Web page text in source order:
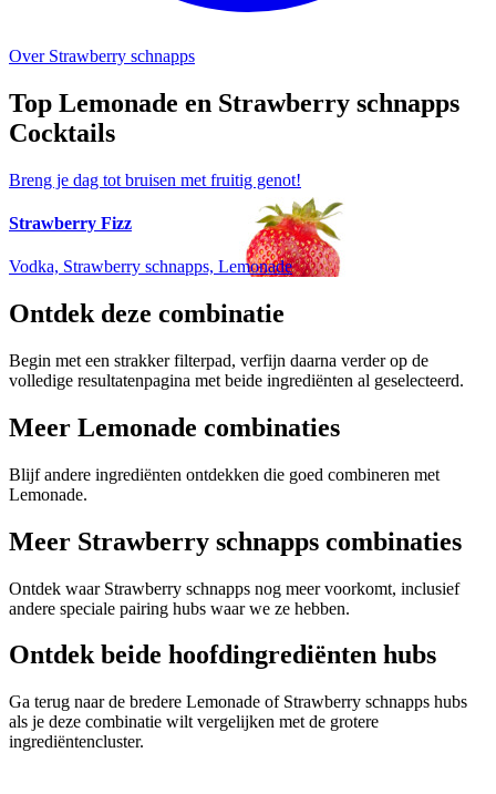
Over Strawberry schnapps
Top Lemonade en Strawberry schnapps
Cocktails
Breng je dag tot bruisen met fruitig genot!
Strawberry Fizz
Vodka, Strawberry schnapps, Lemonade
Ontdek deze combinatie
Begin met een strakker filterpad, verfijn daarna verder op de
volledige resultatenpagina met beide ingrediënten al geselecteerd.
Meer Lemonade combinaties
Blijf andere ingrediënten ontdekken die goed combineren met
Lemonade.
Meer Strawberry schnapps combinaties
Ontdek waar Strawberry schnapps nog meer voorkomt, inclusief
andere speciale pairing hubs waar we ze hebben.
Ontdek beide hoofdingrediënten hubs
Ga terug naar de bredere Lemonade of Strawberry schnapps hubs
als je deze combinatie wilt vergelijken met de grotere
ingrediëntencluster.